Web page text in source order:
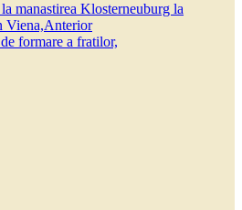
manastirea Klosterneuburg la
Viena,Anterior
formare a fratilor,